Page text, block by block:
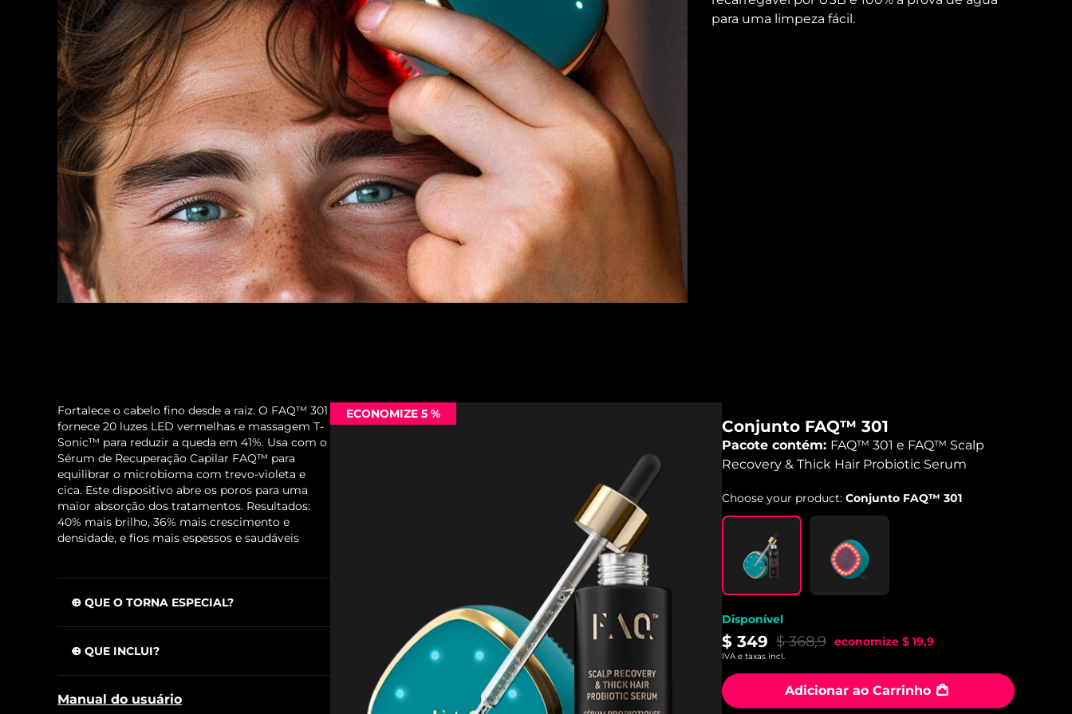
para uma limpeza fácil.
ECONOMIZE 5 %
Conjunto FAQ™ 301
Pacote contém: FAQ™ 301 e FAQ™ Scalp
Recovery & Thick Hair Probiotic Serum
Choose your product:Conjunto FAQ™ 301
Disponível
$ 349 $ 368,9 economize $ 19,9
IVA e taxas incl.
Adicionar ao Carrinho
Fortalece o cabelo fino desde a raiz. O FAQ™ 301
fornece 20 luzes LED vermelhas e massagem T-
Sonic™ para reduzir a queda em 41%. Usa com o
Sérum de Recuperação Capilar FAQ™ para
equilibrar o microbioma com trevo-violeta e
cica. Este dispositivo abre os poros para uma
maior absorção dos tratamentos. Resultados:
40% mais brilho, 36% mais crescimento e
densidade, e fios mais espessos e saudáveis
O QUE O TORNA ESPECIAL?
folículos dormentes e fortalecem o cabelo
sanguíneo para que oxigénio e nutrientes
O QUE INCLUI?
FAQ™ Scalp Recovery & Thick Hair Probiotic
Manual do usuário